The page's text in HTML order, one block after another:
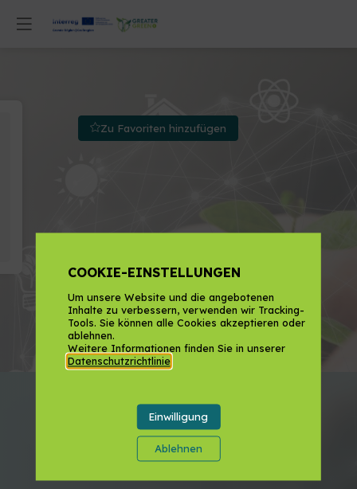
Zu Favoriten hinzufügen
Zu Favoriten hinzufügen
COOKIE-EINSTELLUNGEN
Um unsere Website und die angebotenen
Inhalte zu verbessern, verwenden wir Tracking-
Tools. Sie können alle Cookies akzeptieren oder
ablehnen.
Weitere Informationen finden Sie in unserer
Datenschutzrichtlinie.
Einwilligung
Ablehnen